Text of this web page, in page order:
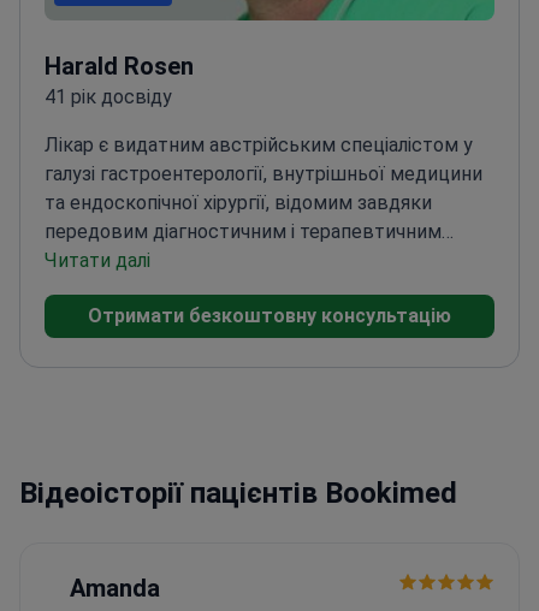
Harald Rosen
41 рік досвіду
Лікар є видатним австрійським спеціалістом у
галузі гастроентерології, внутрішньої медицини
та ендоскопічної хірургії, відомим завдяки
передовим діагностичним і терапевтичним
процедурам на травному тракті. З
десятиліттями досвіду, лікар є надійним
експертом у лікуванні складних захворювань
системи.<\/p>Закінчивши Віденський
визнання за роботу в галузі діагностичної та
біліарні втручання.<\/p>
Наразі лікар є провідним
Читати далі
Отримати безкоштовну консультацію
Відеоісторії пацієнтів Bookimed
Amanda